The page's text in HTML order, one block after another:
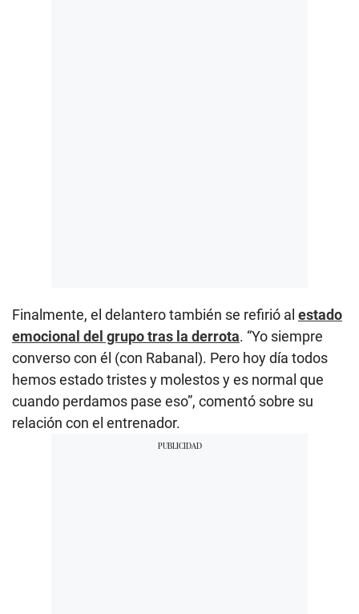
Finalmente, el delantero también se refirió al estado
emocional del grupo tras la derrota. “Yo siempre
converso con él (con Rabanal). Pero hoy día todos
hemos estado tristes y molestos y es normal que
cuando perdamos pase eso”, comentó sobre su
relación con el entrenador.